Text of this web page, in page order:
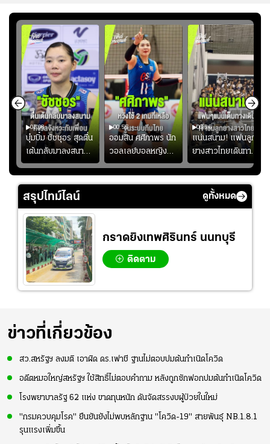
01:08
บุ๋มบิ๋ม ชัชชุอร สุดตื่น
เต้นกลับมาลงสนาม
ให้ทีมชาติ แอบกังวล
จังหวะไม่เข้ากับเพื่อน
00:55
ออมสิน ศศิภาพร นัก
วอลเลย์บอลหญิงทีม
ชาติไทย หวังใช้ 2
เกมที่เหลือ ปรับจู
00:36
แน่นสนาม! แฟนลูก
ยางสาวไทยเดินทาง
เข้ามาเชียร์สาวไทย
อย่างคึกคัก เพื่อให้
กำลังใจ ก่อนที่สาว
สรุปไทม์ไลน์ ดูทั้งหมด
กราดยิงเทพศิรินทร์ นนทบุรี
ติดตาม
ข่าวที่เกี่ยวข้อง
สว.สหรัฐฯ ลงมติ เอาผิด ดร.เฟาชี ฐานไม่ตอบปมต้นกำเนิดโควิด
อดีตหมอใหญ่สหรัฐฯ ใช้สิทธิ์ไม่ตอบคำถาม หลังถูกซักฟอกปมต้นกำเนิดโควิด
โรงพยาบาลรัฐ 62 แห่ง ขาดทุนหนัก ดันจัดสรรงบผู้ป่วยในใหม่
"กรมควบคุมโรค" ยืนยันยังไม่พบหลักฐาน "โควิด-19" สายพันธุ์ NB.1.8.1
รุนแรงเพิ่มขึ้น